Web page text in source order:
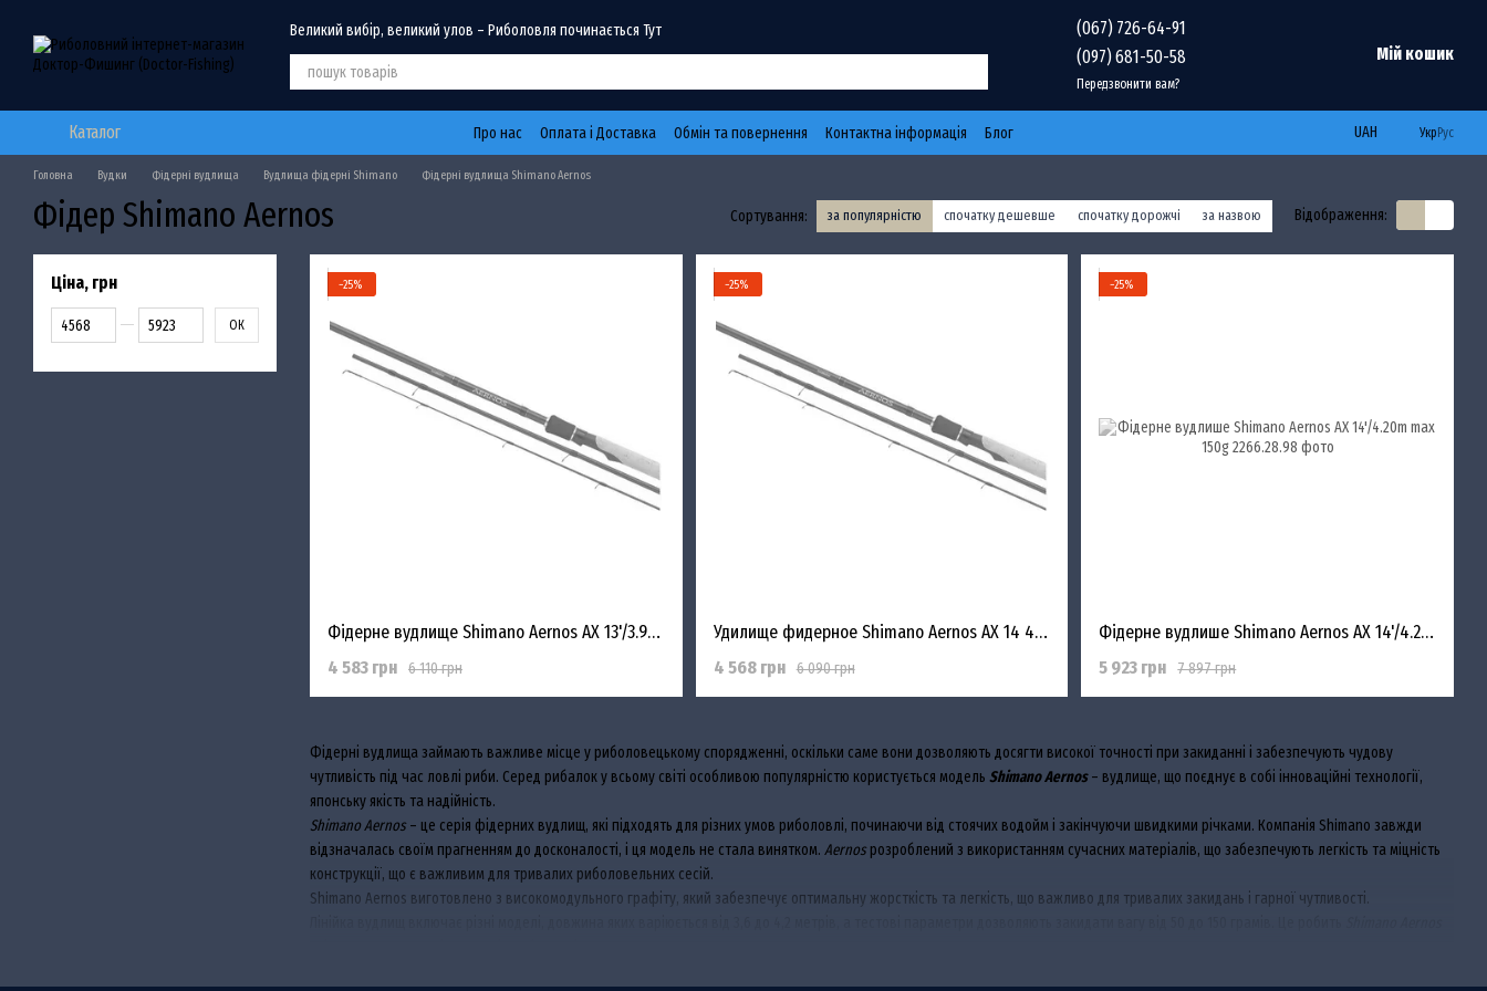
Великий вибір, великий улов – Риболовля починається Тут
(067) 726-64-91
(097) 681-50-58
Передзвонити вам?
Мій кошик
Каталог Про нас Оплата і Доставка Обмін та повернення Контактна інформація Блог UAH Укр Рус
Головна Вудки Фідерні вудлища Вудлища фідерні Shimano Фідерні вудлища Shimano Aernos
Фідер Shimano Aernos Сортування: за популярністю спочатку дешевше спочатку дорожчі за назвою Відображення:
Фідерні вудлища займають важливе місце у риболовецькому спорядженні, оскільки саме вони дозволяють досягти високої точності при закиданні і забезпечують чудову
чутливість під час ловлі риби. Серед рибалок у всьому світі особливою популярністю користується модель Shimano Aernos– вудлище, що поєднує в собі інноваційні технології,
японську якість та надійність.
Shimano Aernos– це серія фідерних вудлищ, які підходять для різних умов риболовлі, починаючи від стоячих водойм і закінчуючи швидкими річками. Компанія Shimano завжди
відзначалась своїм прагненням до досконалості, і ця модель не стала винятком. Aernosрозроблений з використанням сучасних матеріалів, що забезпечують легкість та міцність
конструкції, що є важливим для тривалих риболовельних сесій.
Shimano Aernos виготовлено з високомодульного графіту, який забезпечує оптимальну жорсткість та легкість, що важливо для тривалих закидань і гарної чутливості.
−25%
Фідерне вудлище Shimano Aernos AX 13'/3.90m 120 +
6 110 грн
4 583 грн
−25%
Удилище фидерное Shimano Aernos AX 14 4.20m max 120g
6 090 грн
4 568 грн
−25%
Фідерне вудлише Shimano Aernos AX 14'/4.20m max 150g
7 897 грн
5 923 грн
Ціна, грн
Від Ціна, грн
До Ціна, грн ОК